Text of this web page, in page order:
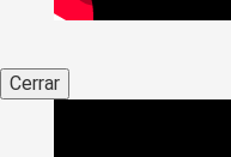
Cerrar